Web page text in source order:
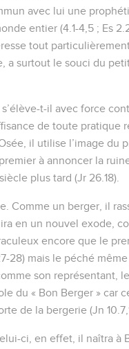
avec lui une
entier (4.1-4,5 ; Es
tout
surtout le souci du
t-il avec force
de toute pratique
il utilise l’image du
à annoncer la
plus tard (Jr 26.18).
Comme un berger, il
en un nouvel exode,
encore que le
28) mais le péché
son représentant, le
du « Bon Berger » car
de la bergerie (Jn
ci, en effet, il naîtra à